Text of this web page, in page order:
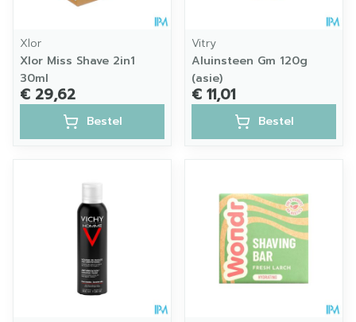
Xlor
Xlor Miss Shave 2in1
30ml
€ 29,62
Bestel
Vitry
Aluinsteen Gm 120g
(asie)
€ 11,01
Bestel